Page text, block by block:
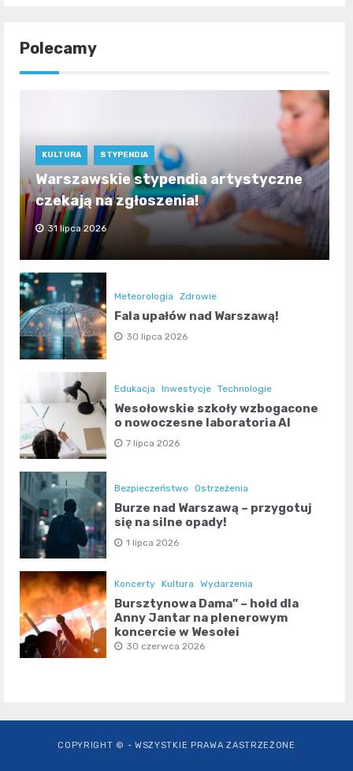
Polecamy
KULTURA STYPENDIA
Warszawskie stypendia artystyczne
czekają na zgłoszenia!
31 lipca 2026
Meteorologia Zdrowie
Fala upałów nad Warszawą!
30 lipca 2026
Edukacja Inwestycje Technologie
Wesołowskie szkoły wzbogacone
o nowoczesne laboratoria AI
7 lipca 2026
Bezpieczeństwo Ostrzeżenia
Burze nad Warszawą – przygotuj
się na silne opady!
1 lipca 2026
Koncerty Kultura Wydarzenia
Bursztynowa Dama” – hołd dla
Anny Jantar na plenerowym
koncercie w Wesołej
30 czerwca 2026
COPYRIGHT © - WSZYSTKIE PRAWA ZASTRZEŻONE